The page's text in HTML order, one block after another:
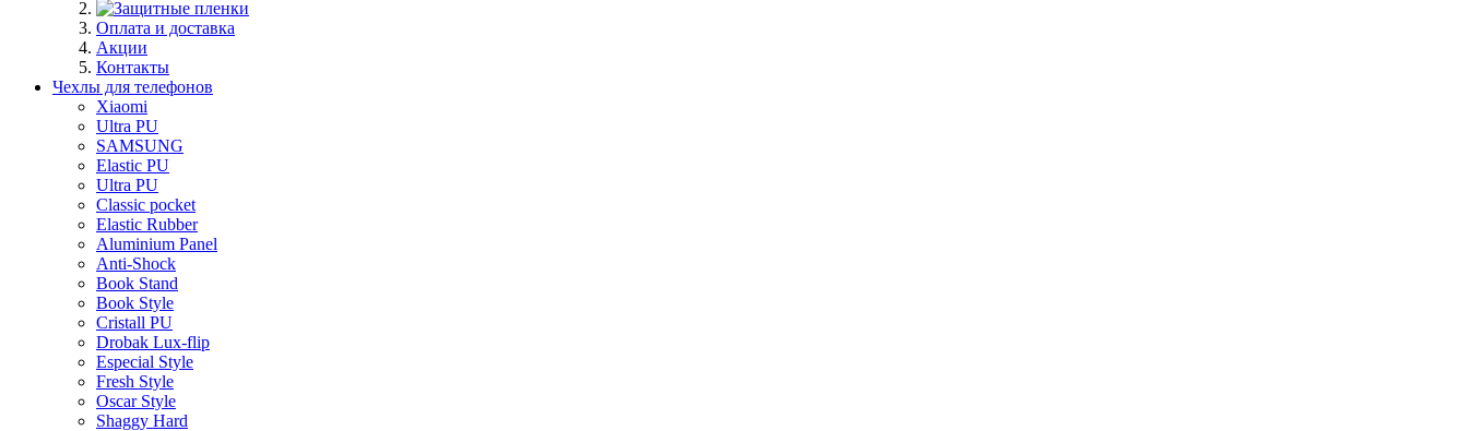
Оплата и доставка
Акции
Контакты
Чехлы для телефонов
Xiaomi
Ultra PU
SAMSUNG
Elastic PU
Ultra PU
Classic pocket
Elastic Rubber
Aluminium Panel
Anti-Shock
Book Stand
Book Style
Cristall PU
Drobak Lux-flip
Especial Style
Fresh Style
Oscar Style
Shaggy Hard